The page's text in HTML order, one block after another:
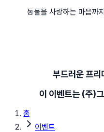
동물을 사랑하는 마음까
부드러운 프
이 이벤트는 (주)
홈
이벤트